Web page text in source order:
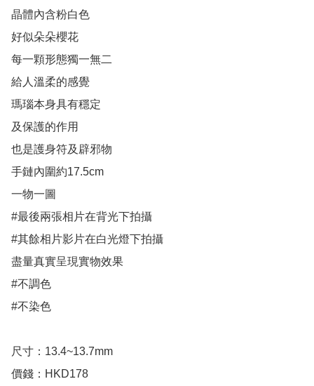
晶體內含粉白色
好似朵朵櫻花
每一顆形態獨一無二
給人溫柔的感覺
瑪瑙本身具有穩定
及保護的作用
也是護身符及辟邪物
手鏈內圍約17.5cm
一物一圖
#最後兩張相片在背光下拍攝
#其餘相片影片在白光燈下拍攝
盡量真實呈現實物效果
#不調色
#不染色
尺寸：13.4~13.7mm
價錢：HKD178